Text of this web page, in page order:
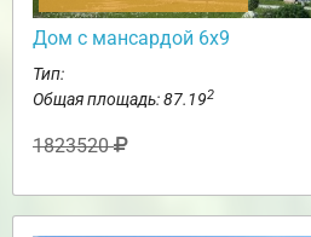
Дом с мансардой 6х9
Тип:
Общая площадь: 87.192
1823520